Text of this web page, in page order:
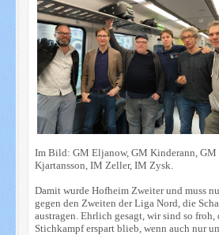
Im Bild: GM Eljanow, GM Kinderann, GM
Kjartansson, IM Zeller, IM Zysk.
Damit wurde Hofheim Zweiter und muss
gegen den Zweiten der Liga Nord, die
austragen. Ehrlich gesagt, wir sind so froh,
Stichkampf erspart blieb, wenn auch nur